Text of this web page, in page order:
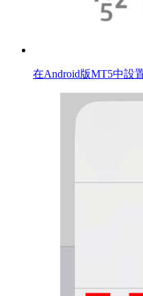
在Android版MT5中設